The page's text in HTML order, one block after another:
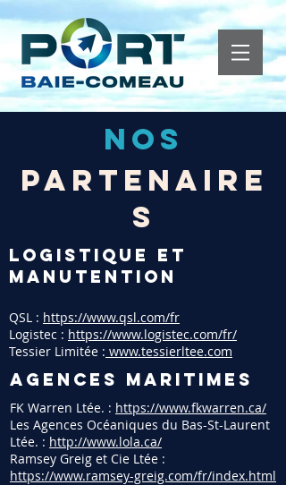
NOS
partenaire
s
Logistique et
manutention
QSL : https://www.qsl.com/fr
Logistec : https://www.logistec.com/fr/
Tessier Limitée : www.tessierltee.com
Agences maritimes
FK Warren Ltée. : https://www.fkwarren.ca/
Les Agences Océaniques du Bas-St-Laurent
Ltée. : http://www.lola.ca/
Ramsey Greig et Cie Ltée :
https://www.ramsey-greig.com/fr/index.html